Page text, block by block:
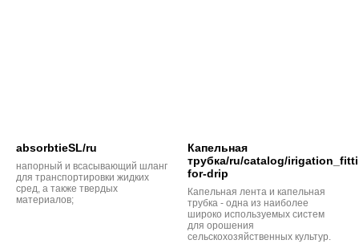
absorbtieSL/ru
напорный и всасывающий шланг
для транспортировки жидких
сред, а также твердых
материалов;
Капельная
трубка/ru/catalog/
for-drip
Капельная лента и капельная
трубка - одна из наиболее
широко используемых систем
для орошения
сельскохозяйственных культур.